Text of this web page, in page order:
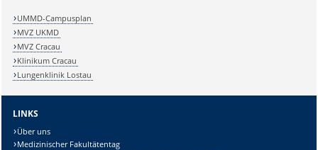
UMMD-Campusplan
MVZ UKMD
MVZ Cracau
Klinikum Cracau
Lungenklinik Lostau
LINKS
Über uns
Medizinischer Fakultätentag